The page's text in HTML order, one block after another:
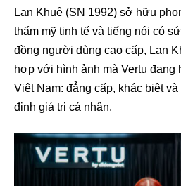
Lan Khuê (SN 1992) sở hữu
thẩm mỹ tinh tế và tiếng nói có
đồng người dùng cao cấp, Lan
hợp với hình ảnh mà Vertu đang
Việt Nam: đẳng cấp, khác biệt
định giá trị cá nhân.